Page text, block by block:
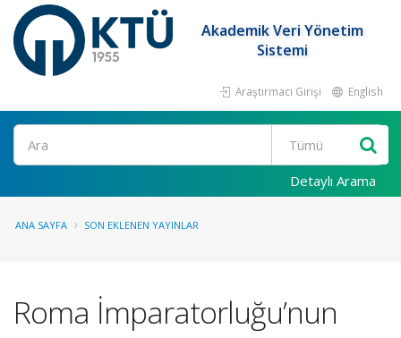
Akademik Veri Yönetim
Sistemi
Araştırmacı Girişi English
Ara
Detaylı Arama
ANA SAYFA SON EKLENEN YAYINLAR
Roma İmparatorluğu’nun